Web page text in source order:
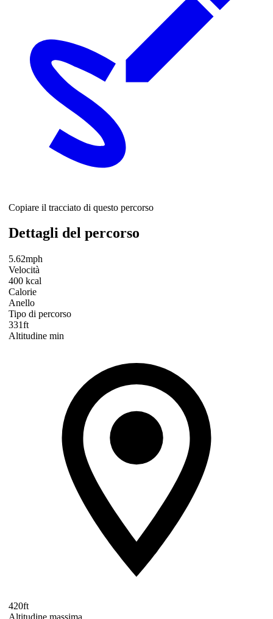
Copiare il tracciato di questo percorso
Dettagli del percorso
5.62mph
Velocità
400 kcal
Calorie
Anello
Tipo di percorso
331ft
Altitudine min
420ft